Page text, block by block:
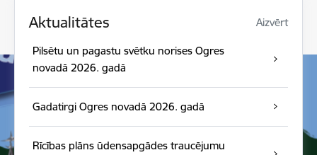
Aktualitātes Aizvērt
Pilsētu un pagastu svētku norises Ogres
novadā 2026. gadā
Gadatirgi Ogres novadā 2026. gadā
Rīcības plāns ūdensapgādes traucējumu